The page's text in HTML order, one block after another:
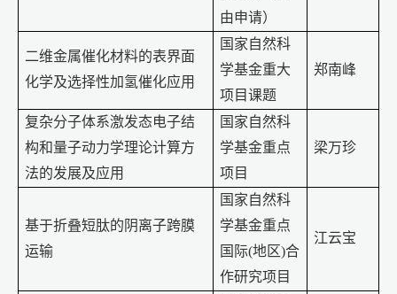
由申请）
二维金属催化材料的表界面
化学及选择性加氢催化应用
国家自然科
学基金重大
项目课题
郑南峰
复杂分子体系激发态电子结
构和量子动力学理论计算方
法的发展及应用
国家自然科
学基金重点
项目
梁万珍
基于折叠短肽的阴离子跨膜
运输
国家自然科
学基金重点
国际(地区)合
作研究项目
江云宝